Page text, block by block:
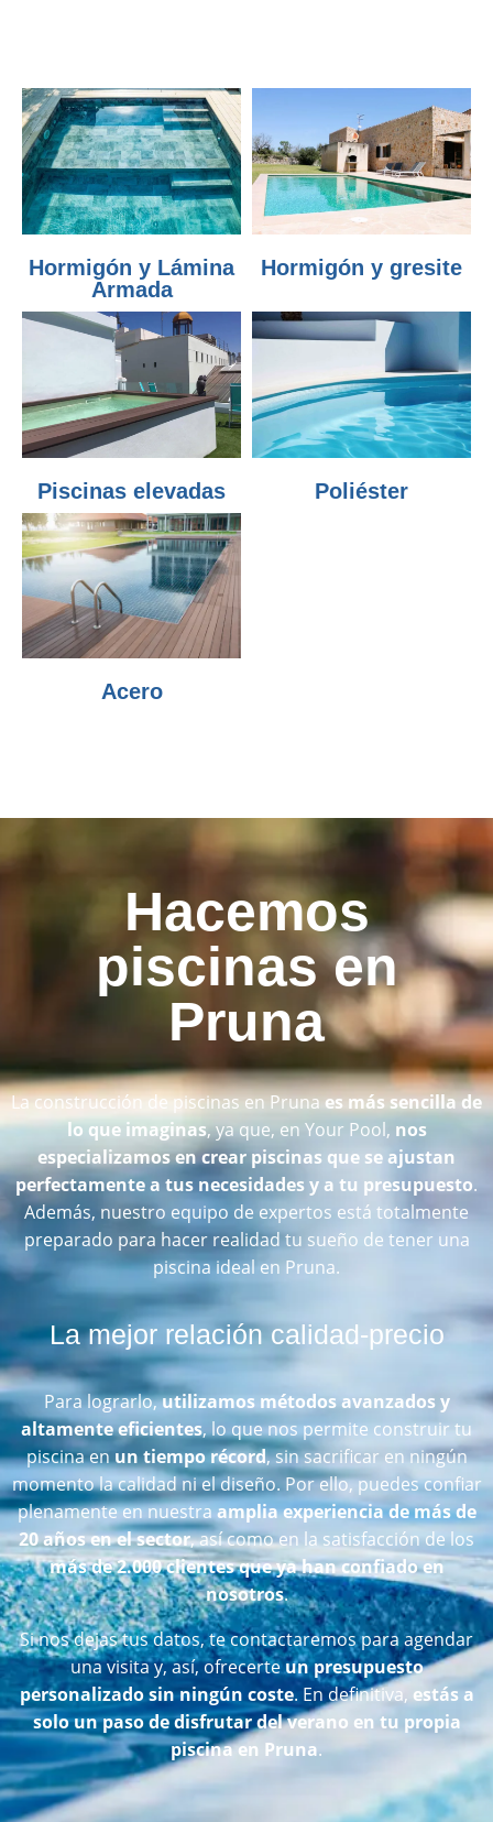
Hormigón y Lámina
Armada
Hormigón y gresite
Piscinas elevadas Poliéster
Acero
Hacemos
piscinas en
Pruna
La construcción de piscinas en Prunaes más sencilla de
lo que imaginas, ya que, en Your Pool, nos
especializamos en crear piscinas que se ajustan
perfectamente a tus necesidades y a tu presupuesto.
Además, nuestro equipo de expertos está totalmente
preparado para hacer realidad tu sueño de tener una
piscina ideal en Pruna.
La mejor relación calidad-precio
Para lograrlo,utilizamos métodos avanzados y
altamente eficientes, lo que nos permite construir tu
piscina en un tiempo récord, sin sacrificar en ningún
momento la calidad ni el diseño. Por ello, puedes confiar
plenamente en nuestraamplia experiencia de más de
20 años en el sector, así como en la satisfacción de los
más de 2.000 clientes que ya han confiado en
nosotros.
Si nos dejas tus datos, te contactaremos para agendar
una visita y, así, ofrecerteun presupuesto
personalizado sin ningún coste. En definitiva, estás a
solo un paso de disfrutar del verano en tu propia
piscina en Pruna.